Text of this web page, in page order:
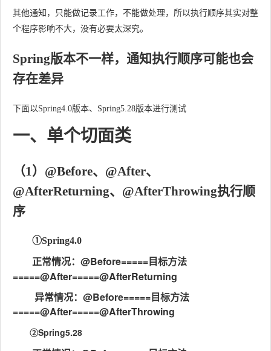
其他通知，只能做记录工作，不能做处理，所以执行顺序其实对整
个程序影响不大，没有必要太深究。
Spring版本不一样，通知执行顺序可能也会
存在差异
下面以Spring4.0版本、Spring5.28版本进行测试
一、单个切面类
（1）@Before、@After、
@AfterReturning、@AfterThrowing执行顺
序
①Spring4.0
正常情况：@Before=====目标方法
=====@After=====@AfterReturning
异常情况：@Before=====目标方法
=====@After=====@AfterThrowing
②Spring5.28